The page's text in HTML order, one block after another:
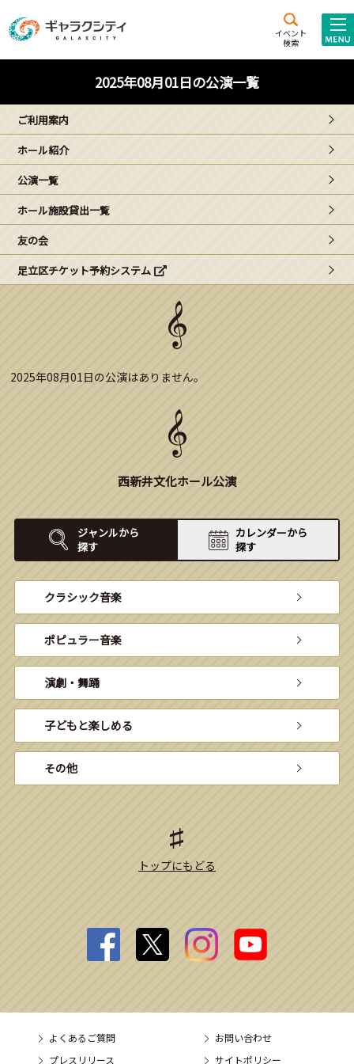
イベント
検索
施設案内
西新井
文化ホール
ギャラクシティとは
こどもみーてぃんぐ
Gがくえん
ブランドからのお知らせ
2025年08月01日の公演一覧
ご利用案内
ホール紹介
公演一覧
ホール施設貸出一覧
友の会
足立区チケット予約システム
2025年08月01日の公演はありません。
西新井文化ホール公演
ジャンルから
探す
カレンダーから
探す
クラシック音楽
ポピュラー音楽
演劇・舞踊
子どもと楽しめる
その他
トップにもどる
よくあるご質問
お問い合わせ
プレスリリース
サイトポリシー